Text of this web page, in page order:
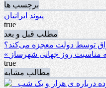
برچسب ها
پیوند ایرانیان
true
مطلب قبل و بعد
مناسبت روز جهانی شهرساز
true
مطالب مشابه